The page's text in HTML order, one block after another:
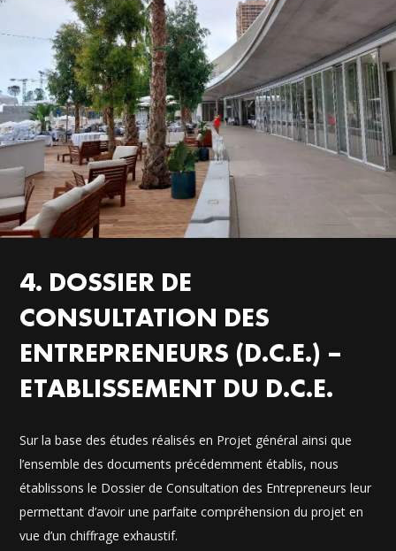
4. DOSSIER DE
CONSULTATION DES
ENTREPRENEURS (D.C.E.) –
ETABLISSEMENT DU D.C.E.
Sur la base des études réalisés en Projet général ainsi que
l’ensemble des documents précédemment établis, nous
établissons le Dossier de Consultation des Entrepreneurs leur
permettant d’avoir une parfaite compréhension du projet en
vue d’un chiffrage exhaustif.